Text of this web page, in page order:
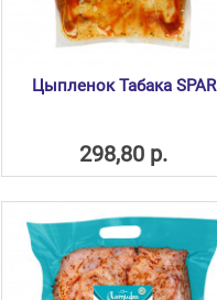
Цыпленок Табака SPAR
298,80 р.